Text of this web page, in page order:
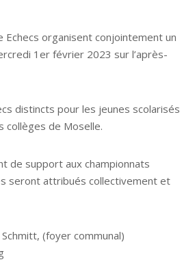
Echecs organisent conjointement un
1er février 2023 sur l’après-
distincts pour les jeunes scolarisés
collèges de Moselle.
de support aux championnats
seront attribués collectivement et
(foyer communal)